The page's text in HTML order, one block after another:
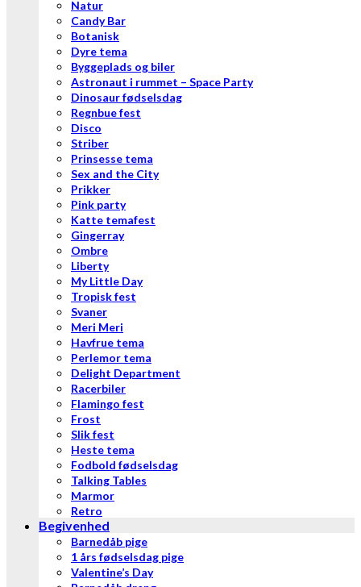
Natur
Candy Bar
Botanisk
Dyre tema
Byggeplads og biler
Astronaut i rummet – Space Party
Dinosaur fødselsdag
Regnbue fest
Disco
Striber
Prinsesse tema
Sex and the City
Prikker
Pink party
Katte temafest
Gingerray
Ombre
Liberty
My Little Day
Tropisk fest
Svaner
Meri Meri
Havfrue tema
Perlemor tema
Delight Department
Racerbiler
Flamingo fest
Frost
Slik fest
Heste tema
Fodbold fødselsdag
Talking Tables
Marmor
Retro
Begivenhed
Barnedåb pige
1 års fødselsdag pige
Valentine’s Day